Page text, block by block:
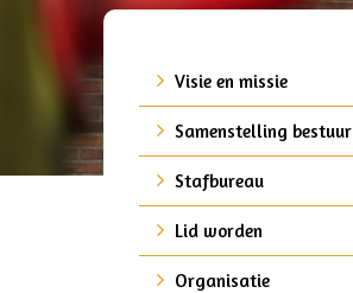
Visie en missie
Samenstelling bestuur
Stafbureau
Lid worden
Organisatie